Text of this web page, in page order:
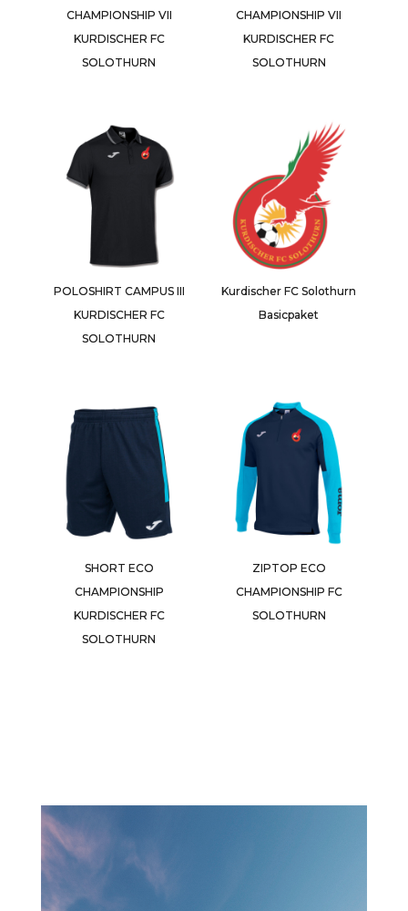
CHAMPIONSHIP VII
KURDISCHER FC
SOLOTHURN
CHAMPIONSHIP VII
KURDISCHER FC
SOLOTHURN
POLOSHIRT CAMPUS III
KURDISCHER FC
SOLOTHURN
Kurdischer FC Solothurn
Basicpaket
SHORT ECO
CHAMPIONSHIP
KURDISCHER FC
SOLOTHURN
ZIPTOP ECO
CHAMPIONSHIP FC
SOLOTHURN